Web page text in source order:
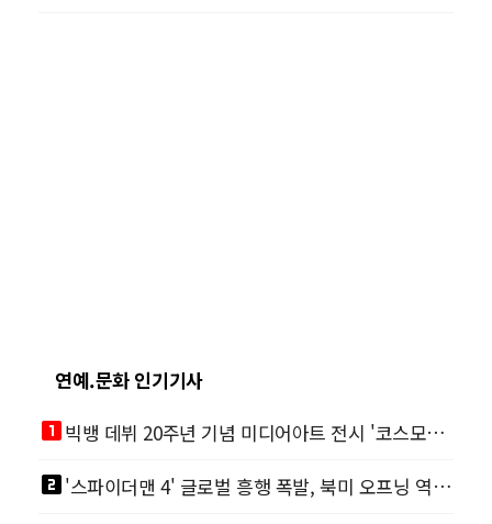
연예.문화 인기기사
looks_one 빅뱅 데뷔 20주년 기념 미디어아트 전시 '코스모스' 개최
looks_two '스파이더맨 4' 글로벌 흥행 폭발, 북미 오프닝 역대 1위